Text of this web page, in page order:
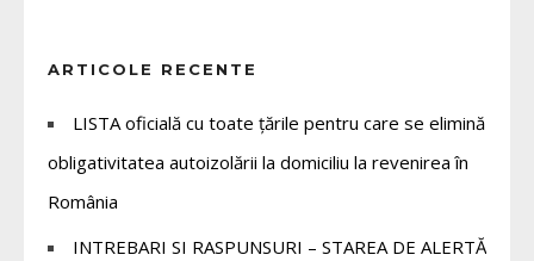
ARTICOLE RECENTE
LISTA oficială cu toate țările pentru care se elimină
obligativitatea autoizolării la domiciliu la revenirea în
România
INTREBARI SI RASPUNSURI – STAREA DE ALERTĂ